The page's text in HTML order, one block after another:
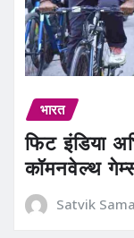
भारत
फिट इंडिया
कॉमनवेल्थ
Satvik